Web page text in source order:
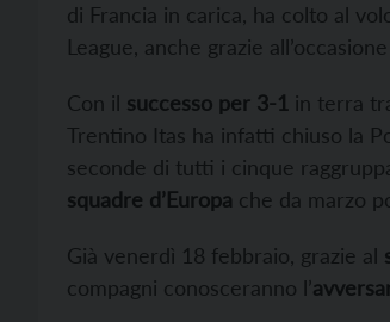
di Francia in carica, ha colto al
League, anche grazie
Con il successo per 3-1 in terra
Trentino Itas ha infatti chiuso la
seconde di tutti i cinque
squadre d’Europa che da marzo
Già venerdì 18 febbraio, grazie al
compagni conosceranno l’